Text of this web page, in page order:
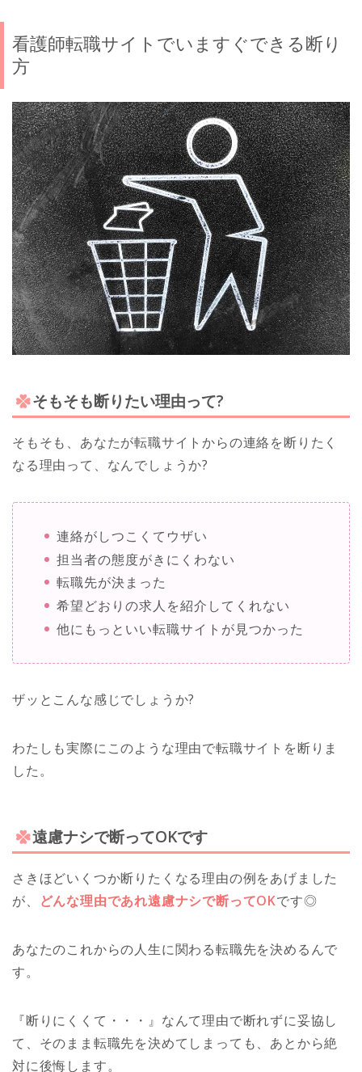
看護師転職サイトでいますぐできる断り
方
そもそも断りたい理由って?
そもそも、あなたが転職サイトからの連絡を断りたく
なる理由って、なんでしょうか?
連絡がしつこくてウザい
担当者の態度がきにくわない
転職先が決まった
希望どおりの求人を紹介してくれない
他にもっといい転職サイトが見つかった
ザッとこんな感じでしょうか?
わたしも実際にこのような理由で転職サイトを断りま
した。
遠慮ナシで断ってOKです
さきほどいくつか断りたくなる理由の例をあげました
が、
どんな理由であれ遠慮ナシで断ってOKです◎
あなたのこれからの人生に関わる転職先を決めるんで
す。
『断りにくくて・・・』なんて理由で断れずに妥協し
て、そのまま転職先を決めてしまっても、あとから絶
対に後悔します。